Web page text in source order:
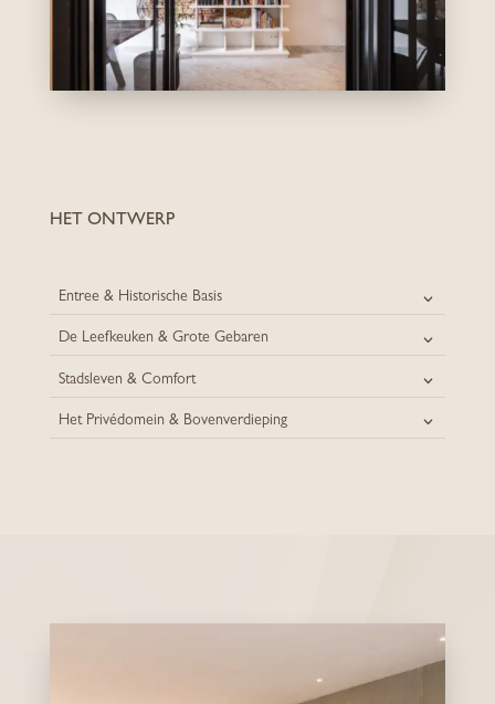
HET ONTWERP
Entree & Historische Basis
De Leefkeuken & Grote Gebaren
Stadsleven & Comfort
Het Privédomein & Bovenverdieping